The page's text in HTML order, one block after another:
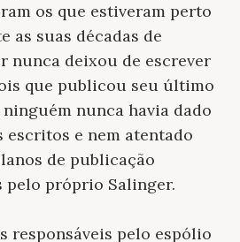
os que estiveram perto
as suas décadas de
nunca deixou de escrever
que publicou seu último
nunca havia dado
escritos e nem atentado
de publicação
próprio Salinger.
responsáveis pelo espólio